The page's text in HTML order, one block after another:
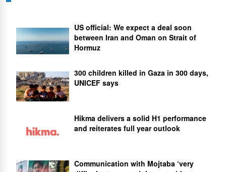
US official: We expect a deal soon
between Iran and Oman on Strait of
Hormuz
300 children killed in Gaza in 300 days,
UNICEF says
Hikma delivers a solid H1 performance
and reiterates full year outlook
Communication with Mojtaba ‘very